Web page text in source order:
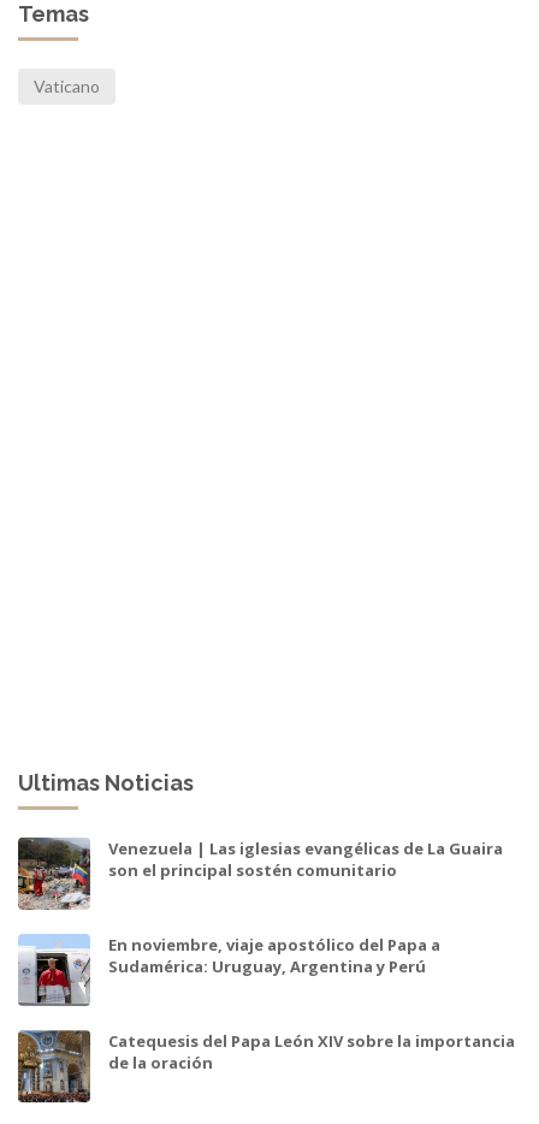
Temas
Vaticano
Ultimas Noticias
Venezuela | Las iglesias evangélicas de La Guaira
son el principal sostén comunitario
En noviembre, viaje apostólico del Papa a
Sudamérica: Uruguay, Argentina y Perú
Catequesis del Papa León XIV sobre la importancia
de la oración